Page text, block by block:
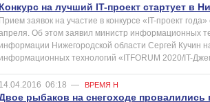
Конкурс на лучший IT-проект стартует в
Прием заявок на участие в конкурсе «IT-проект
Об этом заявил министр информационных
информации Нижегородской области Сергей Кучин
информационных технологий «ITFORUM 2020/IT-
14.04.2016 06:18 — ВРЕМЯ Н
рыбаков на снегоходе провалились